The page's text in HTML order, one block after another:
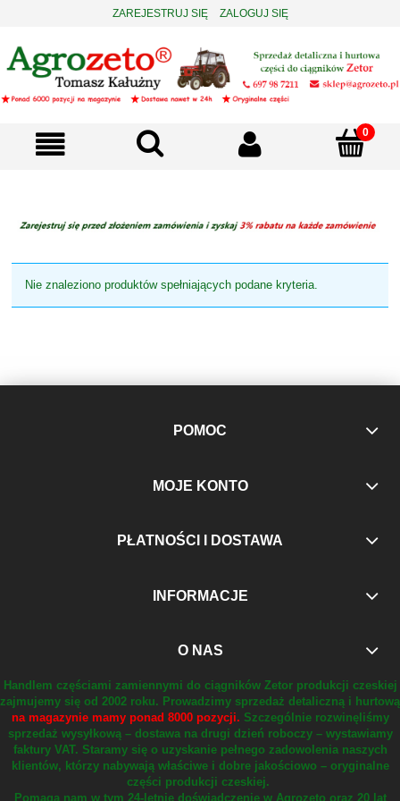
ZAREJESTRUJ SIĘ ZALOGUJ SIĘ
Nie znaleziono produktów spełniających podane kryteria.
POMOC
MOJE KONTO
PŁATNOŚCI I DOSTAWA
INFORMACJE
O NAS
Handlem częściami zamiennymi do ciągników Zetor produkcji czeskiej
zajmujemy się od 2002 roku. Prowadzimy sprzedaż detaliczną i hurtową
na magazynie mamy ponad 8000 pozycji. Szczególnie rozwinęliśmy
sprzedaż wysyłkową – dostawa na drugi dzień roboczy – wystawiamy
faktury VAT. Staramy się o uzyskanie pełnego zadowolenia naszych
klientów, którzy nabywają właściwe i dobre jakościowo – oryginalne
części produkcji czeskiej.
Pomaga nam w tym 24-letnie doświadczenie w Agrozeto oraz 20 lat